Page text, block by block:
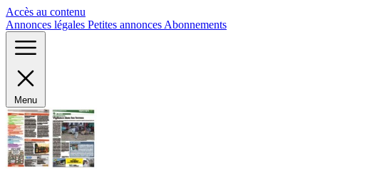
Accès au contenu
Annonces légales Petites annonces Abonnements
Menu
Panneau de gestion des cookies